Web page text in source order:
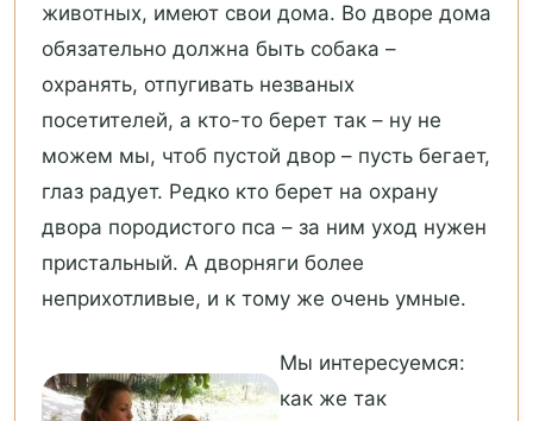
животных, имеют свои дома. Во дворе дома
обязательно должна быть собака –
охранять, отпугивать незваных
посетителей, а кто-то берет так – ну не
можем мы, чтоб пустой двор – пусть бегает,
глаз радует. Редко кто берет на охрану
двора породистого пса – за ним уход нужен
пристальный. А дворняги более
неприхотливые, и к тому же очень умные.
Мы интересуемся:
как же так